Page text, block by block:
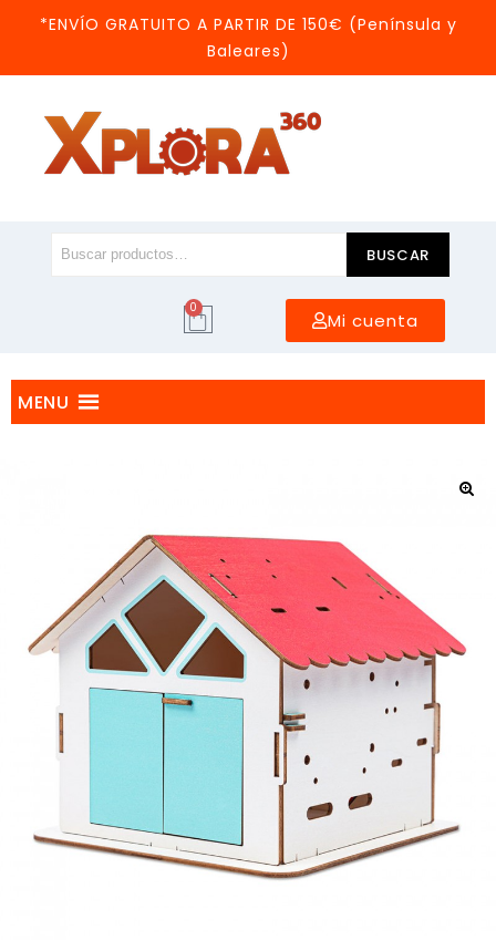
*ENVÍO GRATUITO A PARTIR DE 150€ (Península y
Baleares)
BUSCAR
0
Mi cuenta
MENU